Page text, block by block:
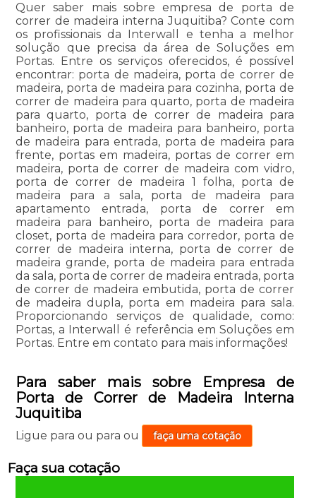
Quer saber mais sobre empresa de porta de
correr de madeira interna Juquitiba? Conte com
os profissionais da Interwall e tenha a melhor
solução que precisa da área de Soluções em
Portas. Entre os serviços oferecidos, é possível
encontrar: porta de madeira, porta de correr de
madeira, porta de madeira para cozinha, porta de
correr de madeira para quarto, porta de madeira
para quarto, porta de correr de madeira para
banheiro, porta de madeira para banheiro, porta
de madeira para entrada, porta de madeira para
frente, portas em madeira, portas de correr em
madeira, porta de correr de madeira com vidro,
porta de correr de madeira 1 folha, porta de
madeira para a sala, porta de madeira para
apartamento entrada, porta de correr em
madeira para banheiro, porta de madeira para
closet, porta de madeira para corredor, porta de
correr de madeira interna, porta de correr de
madeira grande, porta de madeira para entrada
da sala, porta de correr de madeira entrada, porta
de correr de madeira embutida, porta de correr
de madeira dupla, porta em madeira para sala.
Proporcionando serviços de qualidade, como:
Portas, a Interwall é referência em Soluções em
Portas. Entre em contato para mais informações!
Para saber mais sobre Empresa de
Porta de Correr de Madeira Interna
Juquitiba
Ligue para ou para ou faça uma cotação
Faça sua cotação